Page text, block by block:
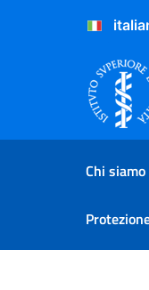
Salta al
Salta al Footer
Chi siamo